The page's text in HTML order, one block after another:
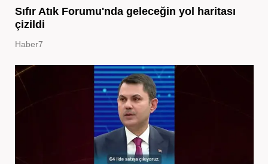
Sıfır Atık Forumu'nda geleceğin yol haritası
çizildi
Haber7